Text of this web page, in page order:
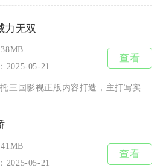
力无双
2025-05-21
查看
容打造，主打写实沙盘策略玩法，区别于传统纯战报式SLG，全
2025-05-21
查看